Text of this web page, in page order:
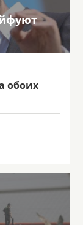
обоих